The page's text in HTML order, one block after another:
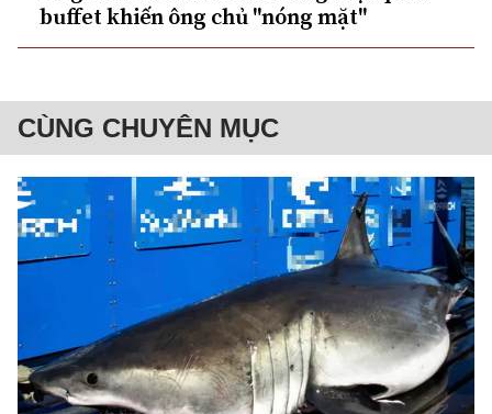
buffet khiến ông chủ "nóng mặt"
CÙNG CHUYÊN MỤC